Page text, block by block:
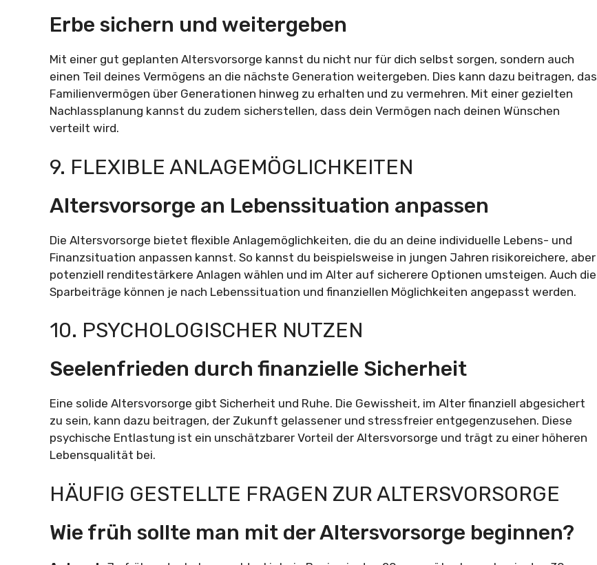
Erbe sichern und weitergeben
Mit einer gut geplanten Altersvorsorge kannst du nicht nur für dich selbst sorgen, sondern auch
einen Teil deines Vermögens an die nächste Generation weitergeben. Dies kann dazu beitragen, das
Familienvermögen über Generationen hinweg zu erhalten und zu vermehren. Mit einer gezielten
Nachlassplanung kannst du zudem sicherstellen, dass dein Vermögen nach deinen Wünschen
verteilt wird.
9. FLEXIBLE ANLAGEMÖGLICHKEITEN
Altersvorsorge an Lebenssituation anpassen
Die Altersvorsorge bietet flexible Anlagemöglichkeiten, die du an deine individuelle Lebens- und
Finanzsituation anpassen kannst. So kannst du beispielsweise in jungen Jahren risikoreichere, aber
potenziell renditestärkere Anlagen wählen und im Alter auf sicherere Optionen umsteigen. Auch die
Sparbeiträge können je nach Lebenssituation und finanziellen Möglichkeiten angepasst werden.
10. PSYCHOLOGISCHER NUTZEN
Seelenfrieden durch finanzielle Sicherheit
Eine solide Altersvorsorge gibt Sicherheit und Ruhe. Die Gewissheit, im Alter finanziell abgesichert
zu sein, kann dazu beitragen, der Zukunft gelassener und stressfreier entgegenzusehen. Diese
psychische Entlastung ist ein unschätzbarer Vorteil der Altersvorsorge und trägt zu einer höheren
Lebensqualität bei.
HÄUFIG GESTELLTE FRAGEN ZUR ALTERSVORSORGE
Wie früh sollte man mit der Altersvorsorge beginnen?